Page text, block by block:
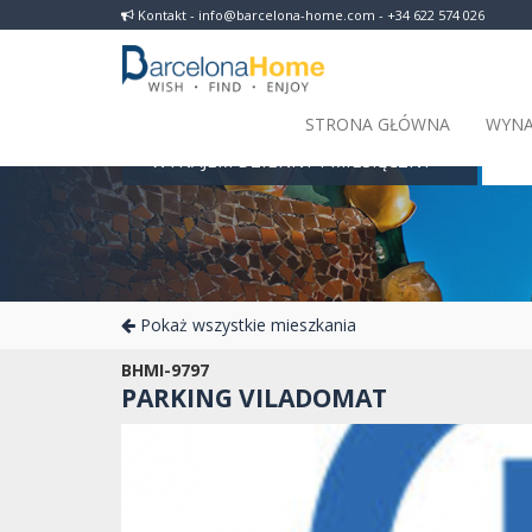
Kontakt - info@barcelona-home.com - +34 622 574 026
STRONA GŁÓWNA
Pokaż wszystkie mieszkania
BHMI-9797
PARKING VILADOMAT